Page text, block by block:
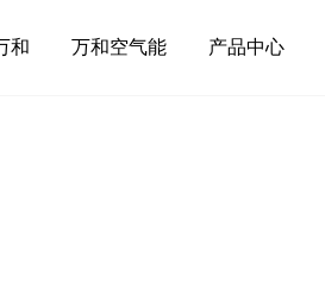
和 万和空气能 产品中心